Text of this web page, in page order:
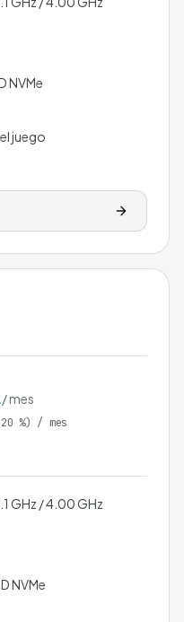
NVMe
juego
/ mes
%) / mes
GHz / 4.00 GHz
NVMe